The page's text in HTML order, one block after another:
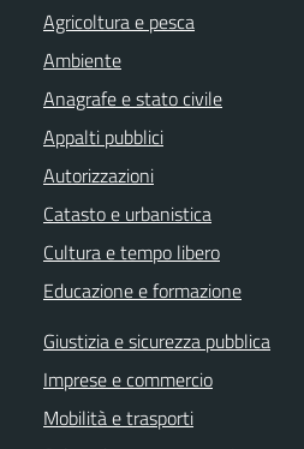
Agricoltura e pesca
Ambiente
Anagrafe e stato civile
Appalti pubblici
Autorizzazioni
Catasto e urbanistica
Cultura e tempo libero
Educazione e formazione
Giustizia e sicurezza pubblica
Imprese e commercio
Mobilità e trasporti